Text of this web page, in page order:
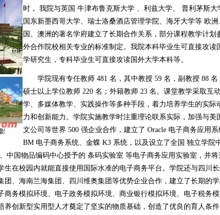
时， 我院与英国 牛津布鲁克斯大学 、利兹大学、 普利茅斯大
国东新墨西哥大学、瑞士洛桑酒店管理学院、海牙大学等 欧洲
国、澳洲的著名学府建立了长期合作关系，部分课程教学计划
外合作院校相关专业的标准制定。我院本科毕业生可直接攻读
学研究生，专科毕业生可直接攻读国外大学本科等。
学院现有专任教师 481 名，其中教授 59 名，副教授 88 名
硕士以上学位教师 220 名；外籍教师 23 名。课堂教学采取互
学、多媒体教学、实践操作等多种手段，着力培养学生的实际
力和创新能力。学院实施教学时注重理论联系实际，加强与美
文公司等世界 500 强企业合作，建立了 Oracle 电子商务应用
BM 电子商务系统、金蝶 K3 系统，以及设立了全国 独立学院
中国物品编码中心授予的 条码实验室 等电子商务应用实验室，并将
生在校园内就能直接使用国际水准的电子商务平台。学院还与四川长
团、海南兰海集团、四川维奥集团等优势企业合作，建立了长期的
商务模拟环境、电子政务模拟环境、商业银行模拟环境、电子税务
创新型实用型人才奠定了坚实的物质基础，创造了优良的育人条件